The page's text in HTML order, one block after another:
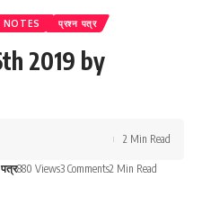
NOTES प्रश्न पत्र
2019 by
880 Views3 Comments2 Min Read
2 Min Read